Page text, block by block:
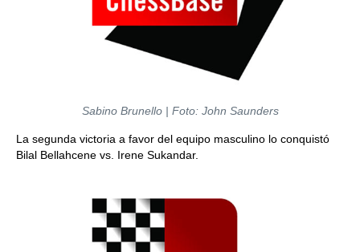
Sabino Brunello | Foto: John Saunders
La segunda victoria a favor del equipo masculino lo conquistó
Bilal Bellahcene vs. Irene Sukandar.